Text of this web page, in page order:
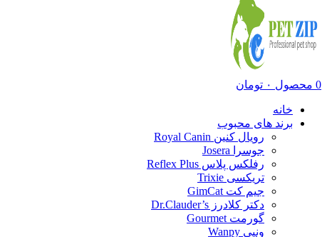
0 محصول ۰ تومان
خانه
برند های محبوب
رویال کنین Royal Canin
جوسرا Josera
رفلکس پلاس Reflex Plus
تریکسی Trixie
جیم کت GimCat
دکتر کلادرز Dr.Clauder’s
گورمت Gourmet
ونپی Wanpy